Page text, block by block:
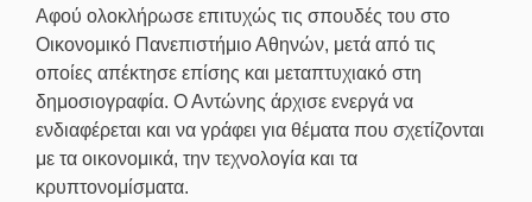
Αφού ολοκλήρωσε επιτυχώς τις σπουδές του στο
Οικονομικό Πανεπιστήμιο Αθηνών, μετά από τις
οποίες απέκτησε επίσης και μεταπτυχιακό στη
δημοσιογραφία. Ο Αντώνης άρχισε ενεργά να
ενδιαφέρεται και να γράφει για θέματα που σχετίζονται
με τα οικονομικά, την τεχνολογία και τα
κρυπτονομίσματα.